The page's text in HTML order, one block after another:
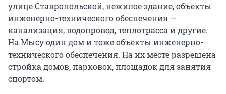
улице Ставропольской, нежилое здание, объекты
инженерно-технического обеспечения —
канализация, водопровод, теплотрасса и другие.
На Мысу один дом и тоже объекты инженерно-
технического обеспечения. На их месте разрешена
стройка домов, парковок, площадок для занятия
спортом.